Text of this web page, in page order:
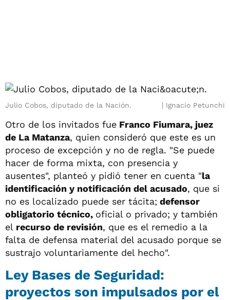
Julio Cobos, diputado de la Nación. Ignacio Petunchi
Otro de los invitados fue Franco Fiumara, juez
de La Matanza, quien consideró que este es un
proceso de excepción y no de regla. "Se puede
hacer de forma mixta, con presencia y
ausentes", planteó y pidió tener en cuenta "la
identificación y notificación del acusado, que si
no es localizado puede ser tácita; defensor
obligatorio técnico, oficial o privado; y también
el recurso de revisión, que es el remedio a la
falta de defensa material del acusado porque se
sustrajo voluntariamente del hecho".
Ley Bases de Seguridad:
proyectos son impulsados por el